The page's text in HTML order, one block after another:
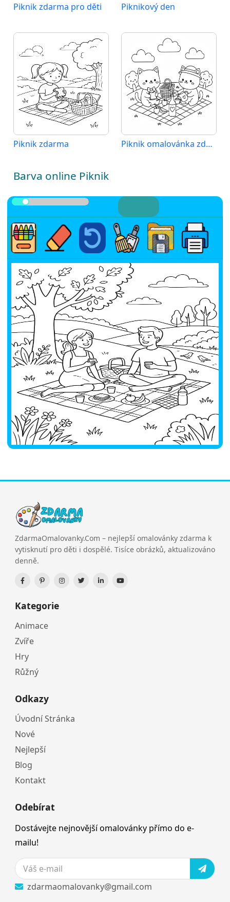
Piknik zdarma pro děti Piknikový den
Piknik zdarma Piknik omalovánka zdarma
Barva online Piknik
ZdarmaOmalovanky.Com – nejlepší omalovánky zdarma k
vytisknutí pro děti i dospělé. Tisíce obrázků, aktualizováno
denně.
Kategorie
Animace
Zvíře
Hry
Růžný
Odkazy
Úvodní Stránka
Nové
Nejlepší
Blog
Kontakt
Odebírat
Dostávejte nejnovější omalovánky přímo do e-
mailu!
zdarmaomalovanky@gmail.com